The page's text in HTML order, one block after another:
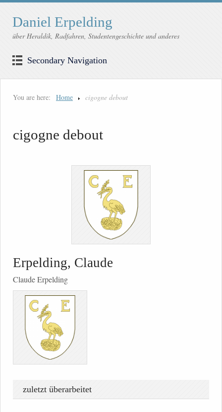
Daniel Erpelding
über Heraldik, Radfahren, Studentengeschichte und anderes
Secondary Navigation
You are here: Home cigogne debout
cigogne debout
Erpelding, Claude
Claude Erpelding
zuletzt überarbeitet